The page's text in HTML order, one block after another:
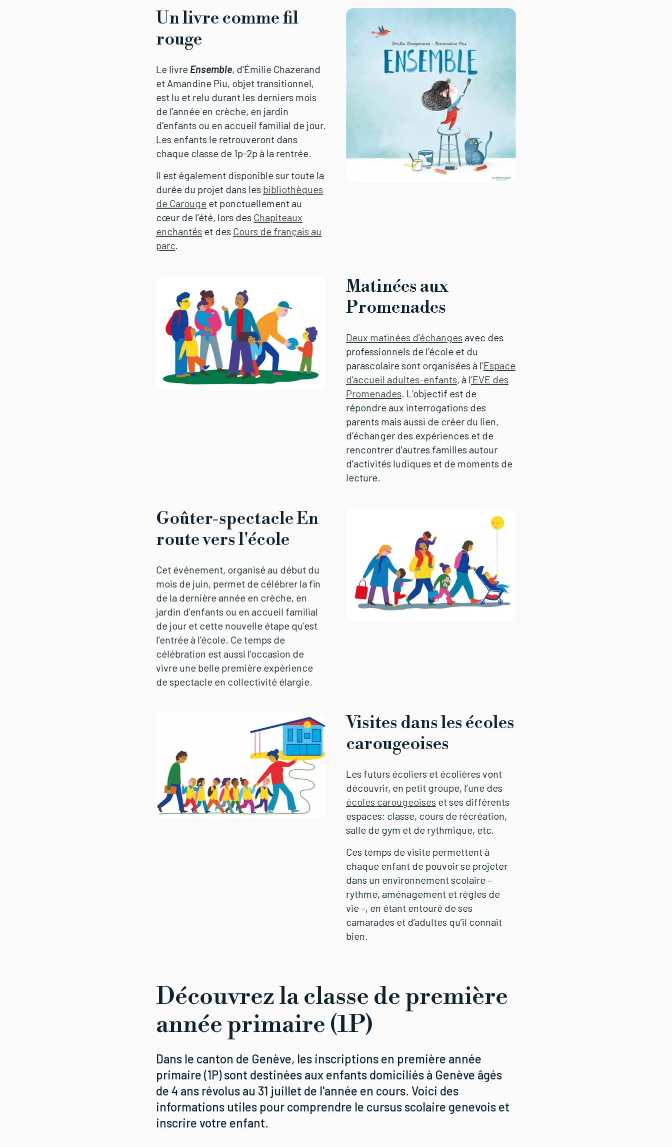
Un livre comme fil
rouge
Le livre Ensemble, d'Émilie Chazerand
et Amandine Piu, objet transitionnel,
est lu et relu durant les derniers mois
de l’année en crèche, en jardin
d’enfants ou en accueil familial de jour.
Les enfants le retrouveront dans
chaque classe de 1p-2p à la rentrée.
Il est également disponible sur toute la
durée du projet dans les bibliothèques
de Carouge et ponctuellement au
cœur de l’été, lors des Chapiteaux
enchantés et des Cours de français au
parc.
Matinées aux
Promenades
Deux matinées d’échanges avec des
professionnels de l’école et du
parascolaire sont organisées à l’Espace
d’accueil adultes-enfants, à l’EVE des
Promenades. L’objectif est de
répondre aux interrogations des
parents mais aussi de créer du lien,
d’échanger des expériences et de
rencontrer d'autres familles autour
d'activités ludiques et de moments de
lecture.
Goûter-spectacle En
route vers l'école
Cet événement, organisé au début du
mois de juin, permet de célébrer la fin
de la dernière année en crèche, en
jardin d’enfants ou en accueil familial
de jour et cette nouvelle étape qu’est
l’entrée à l’école. Ce temps de
célébration est aussi l’occasion de
vivre une belle première expérience
de spectacle en collectivité élargie.
Visites dans les écoles
carougeoises
Les futurs écoliers et écolières vont
découvrir, en petit groupe, l’une des
écoles carougeoises et ses différents
espaces: classe, cours de récréation,
salle de gym et de rythmique, etc.
Ces temps de visite permettent à
chaque enfant de pouvoir se projeter
dans un environnement scolaire –
rythme, aménagement et règles de
vie –, en étant entouré de ses
camarades et d’adultes qu’il connait
bien.
Découvrez la classe de première
année primaire (1P)
Dans le canton de Genève, les inscriptions en première année
primaire (1P) sont destinées aux enfants domiciliés à Genève âgés
de 4 ans révolus au 31 juillet de l'année en cours. Voici des
informations utiles pour comprendre le cursus scolaire genevois et
inscrire votre enfant.